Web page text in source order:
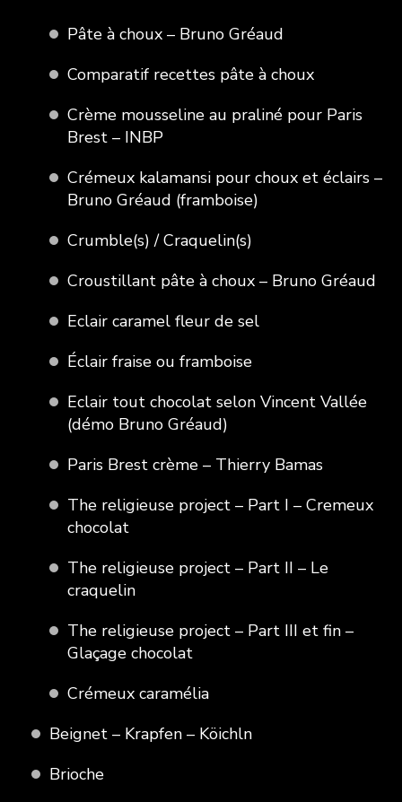
Pâte à choux – Bruno Gréaud
Comparatif recettes pâte à choux
Crème mousseline au praliné pour Paris
Brest – INBP
Crémeux kalamansi pour choux et éclairs –
Bruno Gréaud (framboise)
Crumble(s) / Craquelin(s)
Croustillant pâte à choux – Bruno Gréaud
Eclair caramel fleur de sel
Éclair fraise ou framboise
Eclair tout chocolat selon Vincent Vallée
(démo Bruno Gréaud)
Paris Brest crème – Thierry Bamas
The religieuse project – Part I – Cremeux
chocolat
The religieuse project – Part II – Le
craquelin
The religieuse project – Part III et fin –
Glaçage chocolat
Crémeux caramélia
Beignet – Krapfen – Köichln
Brioche